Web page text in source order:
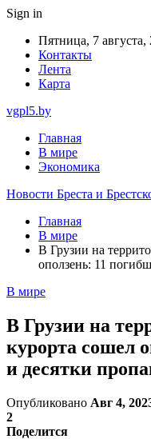
Sign in
Пятница, 7 августа,
Контакты
Лента
Карта
vgpl5.by
Главная
В мире
Экономика
Новости Бреста и
Главная
В мире
В Грузии на
оползень: 11
В мире
В Грузии на
курорта сошел
и десятки
Опубликовано Авг 4,
2
Поделится